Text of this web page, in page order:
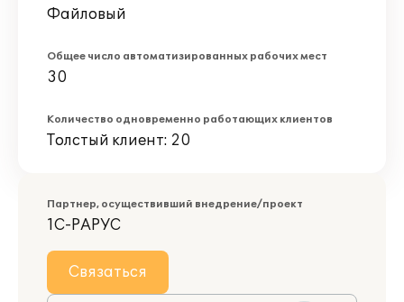
Файловый
Общее число автоматизированных рабочих мест
30
Количество одновременно работающих клиентов
Толстый клиент: 20
Партнер, осуществивший внедрение/проект
1С-РАРУС
Связаться